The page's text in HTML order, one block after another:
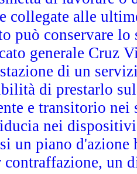
alle
può conservare
generale Cruz
di un
di prestarlo
e transitorio
nei
un piano
contraffazione, un